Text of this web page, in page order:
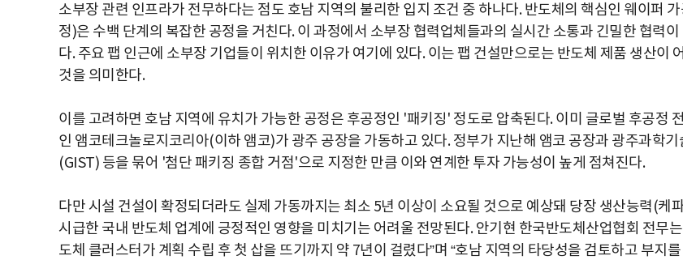
소부장 관련 인프라가 전무하다는 점도 호남 지역의 불리한 입지 조건 중 하나다. 반도체의 핵심인 웨이퍼
정)은 수백 단계의 복잡한 공정을 거친다. 이 과정에서 소부장 협력업체들과의 실시간 소통과 긴밀한 협력이
다. 주요 팹 인근에 소부장 기업들이 위치한 이유가 여기에 있다. 이는 팹 건설만으로는 반도체 제품 생산이
것을 의미한다.
이를 고려하면 호남 지역에 유치가 가능한 공정은 후공정인 '패키징' 정도로 압축된다. 이미 글로벌 후공정
인 앰코테크놀로지코리아(이하 앰코)가 광주 공장을 가동하고 있다. 정부가 지난해 앰코 공장과 광주과학기
(GIST) 등을 묶어 '첨단 패키징 종합 거점'으로 지정한 만큼 이와 연계한 투자 가능성이 높게 점쳐진다.
다만 시설 건설이 확정되더라도 실제 가동까지는 최소 5년 이상이 소요될 것으로 예상돼 당장 생산능력(케
시급한 국내 반도체 업계에 긍정적인 영향을 미치기는 어려울 전망된다. 안기현 한국반도체산업협회 전무는
도체 클러스터가 계획 수립 후 첫 삽을 뜨기까지 약 7년이 걸렸다”며 “호남 지역의 타당성을 검토하고 부지